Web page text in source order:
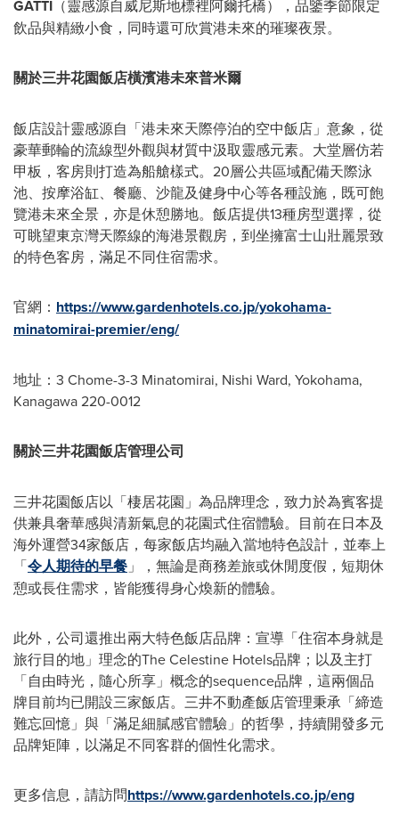
GATTI （靈感源自威尼斯地標裡阿爾托橋），品鑒季節限定
飲品與精緻小食，同時還可欣賞港未來的璀璨夜景。
關於三井花園飯店橫濱港未來普米爾
飯店設計靈感源自「港未來天際停泊的空中飯店 」意象，從
豪華郵輪的流線型外觀與材質中汲取靈感元素。大堂層仿若
甲板，客房則打造為船艙樣式。20層公共區域配備天際泳
池、按摩浴缸、餐廳、沙龍及健身中心等各種設施，既可飽
覽港未來全景，亦是休憩勝地。 飯店提供13種房型選擇，從
可眺望東京灣天際線的海港景觀房，到坐擁富士山壯麗景致
的特色客房，滿足不同住宿需求。
官網： https://www.gardenhotels.co.jp/yokohama-
minatomirai-premier/eng/
地址：3 Chome-3-3 Minatomirai, Nishi Ward, Yokohama,
Kanagawa 220-0012
關於三井花園飯店管理公司
三井花園飯店以「棲居花園」為品牌理念，致力於為賓客提
供兼具奢華感與清新氣息的花園式住宿體驗。目前在日本及
海外運營34家飯店 ，每家飯店均融入當地特色設計，並奉上
「令人期待的早餐 」，無論是商務差旅或休閒度假，短期休
憩或長住需求，皆能獲得身心煥新的體驗。
此外，公司還推出兩大特色飯店品牌：宣導「住宿本身就是
旅行目的地」理念的The Celestine Hotels品牌；以及主打
「自由時光，隨心所享」概念的sequence品牌，這兩個品
牌目前均已開設三家飯店。三井不動產飯店管理秉承「締造
難忘回憶」與「滿足細膩感官體驗」的哲學，持續開發多元
品牌矩陣，以滿足不同客群的個性化需求。
更多信息，請訪問https://www.gardenhotels.co.jp/eng